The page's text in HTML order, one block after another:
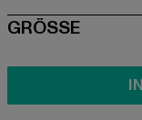
SIZE
GRÖSSE